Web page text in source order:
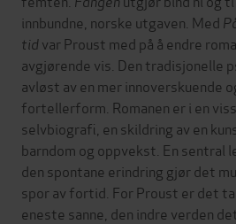
innbundne, norske utgaven. Med
tidvar Proust med på å endre
avgjørende vis. Den tradisjonelle
avløst av en mer innoverskuende
fortellerform. Romanen er i en
selvbiografi, en skildring av en
barndom og oppvekst. En sentral
den spontane erindring gjør det
spor av fortid. For Proust er det
eneste sanne, den indre verden